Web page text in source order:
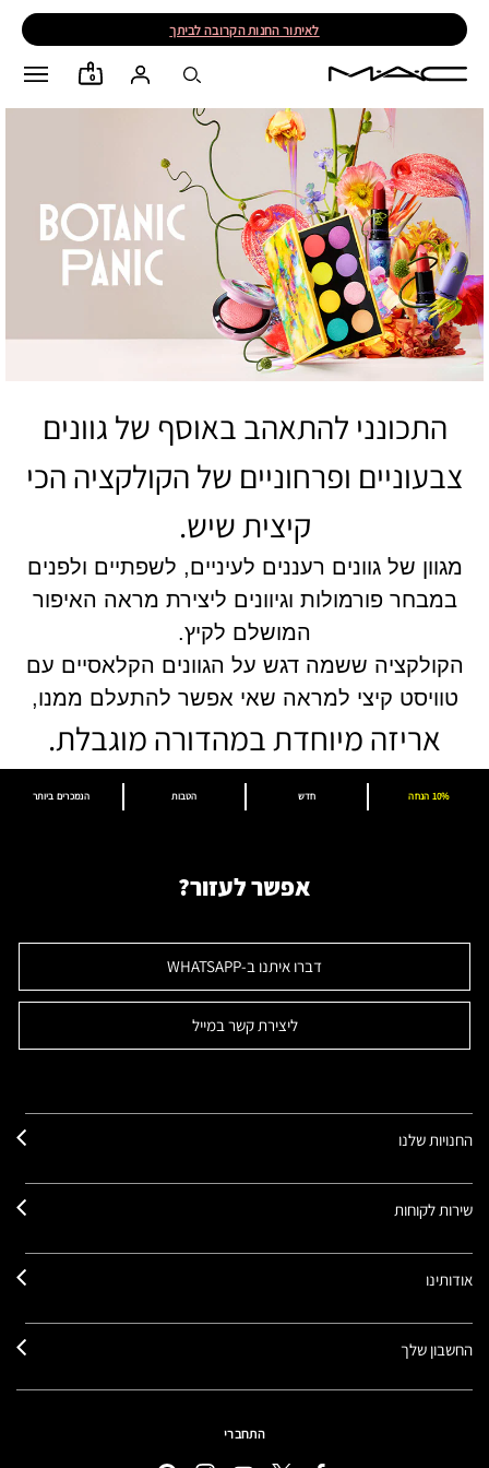
לאיתור החנות הקרובה לביתך
0
התכונני להתאהב באוסף של גוונים
צבעוניים ופרחוניים של הקולקציה הכי
קיצית שיש.
מגוון של גוונים רעננים לעיניים, לשפתיים ולפנים
במבחר פורמולות וגיוונים ליצירת מראה האיפור
המושלם לקיץ.
הקולקציה ששמה דגש על הגוונים הקלאסיים עם
טוויסט קיצי למראה שאי אפשר להתעלם ממנו,
אריזה מיוחדת במהדורה מוגבלת.
הנמכרים ביותר הטבות חדש 10% הנחה
אפשר לעזור?
דברו איתנו ב-WHATSAPP
ליצירת קשר במייל
החנויות שלנו
שירות לקוחות
אודותינו
החשבון שלך
התחברי